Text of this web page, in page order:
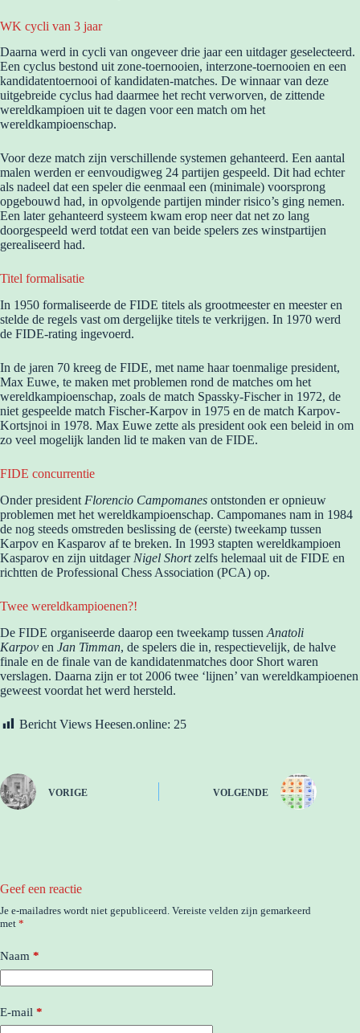
WK cycli van 3 jaar
Daarna werd in cycli van ongeveer drie jaar een uitdager geselecteerd.
Een cyclus bestond uit zone-toernooien, interzone-toernooien en een
kandidatentoernooi of kandidaten-matches. De winnaar van deze
uitgebreide cyclus had daarmee het recht verworven, de zittende
wereldkampioen uit te dagen voor een match om het
wereldkampioenschap.
Voor deze match zijn verschillende systemen gehanteerd. Een aantal
malen werden er eenvoudigweg 24 partijen gespeeld. Dit had echter
als nadeel dat een speler die eenmaal een (minimale) voorsprong
opgebouwd had, in opvolgende partijen minder risico’s ging nemen.
Een later gehanteerd systeem kwam erop neer dat net zo lang
doorgespeeld werd totdat een van beide spelers zes winstpartijen
gerealiseerd had.
Titel formalisatie
In 1950 formaliseerde de FIDE titels als grootmeester en meester en
stelde de regels vast om dergelijke titels te verkrijgen. In 1970 werd
de FIDE-rating ingevoerd.
In de jaren 70 kreeg de FIDE, met name haar toenmalige president,
Max Euwe, te maken met problemen rond de matches om het
wereldkampioenschap, zoals de match Spassky-Fischer in 1972, de
niet gespeelde match Fischer-Karpov in 1975 en de match Karpov-
Kortsjnoi in 1978. Max Euwe zette als president ook een beleid in om
zo veel mogelijk landen lid te maken van de FIDE.
FIDE concurrentie
Onder president Florencio Campomanes ontstonden er opnieuw
problemen met het wereldkampioenschap. Campomanes nam in 1984
de nog steeds omstreden beslissing de (eerste) tweekamp tussen
Karpov en Kasparov af te breken. In 1993 stapten wereldkampioen
Kasparov en zijn uitdager Nigel Shortzelfs helemaal uit de FIDE en
richtten de Professional Chess Association (PCA) op.
Twee wereldkampioenen?!
De FIDE organiseerde daarop een tweekamp tussen Anatoli
Karpov en Jan Timman, de spelers die in, respectievelijk, de halve
finale en de finale van de kandidatenmatches door Short waren
verslagen. Daarna zijn er tot 2006 twee ‘lijnen’ van wereldkampioenen
geweest voordat het werd hersteld.
Bericht Views Heesen.online: 25
VORIGE VOLGENDE
Geef een reactie
Je e-mailadres wordt niet gepubliceerd. Vereiste velden zijn gemarkeerd
met *
Naam *
E-mail *